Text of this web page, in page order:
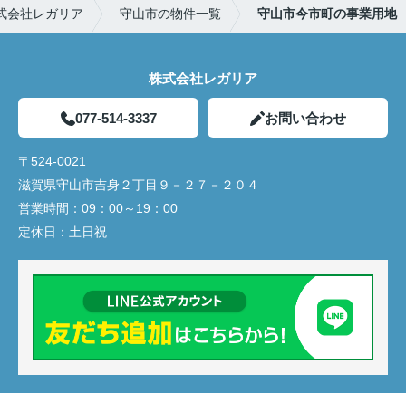
会社レガリア 守山市の物件一覧 守山市今市町の事業用地
株式会社レガリア
077-514-3337 お問い合わせ
〒524-0021
滋賀県守山市吉身２丁目９－２７－２０４
営業時間： 09：00～19：00
定休日： 土日祝